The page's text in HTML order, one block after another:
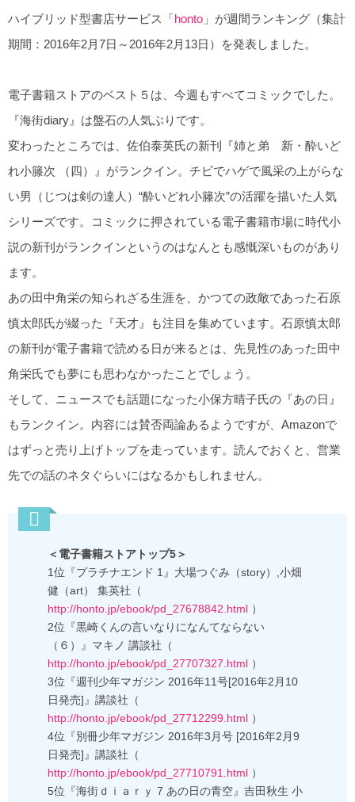
ハイブリッド型書店サービス「honto 」が週間ランキング（集計
期間：2016年2月7日～2016年2月13日）を発表しました。
電子書籍ストアのベスト５は、今週もすべてコミックでした。
『海街diary』は盤石の人気ぶりです。
変わったところでは、佐伯泰英氏の新刊『姉と弟 新・酔いど
れ小籐次 （四）』がランクイン。チビでハゲで風采の上がらな
い男（じつは剣の達人）“酔いどれ小籐次”の活躍を描いた人気
シリーズです。コミックに押されている電子書籍市場に時代小
説の新刊がランクインというのはなんとも感慨深いものがあり
ます。
あの田中角栄の知られざる生涯を、かつての政敵であった石原
慎太郎氏が綴った『天才』も注目を集めています。石原慎太郎
の新刊が電子書籍で読める日が来るとは、先見性のあった田中
角栄氏でも夢にも思わなかったことでしょう。
そして、ニュースでも話題になった小保方晴子氏の『あの日』
もランクイン。内容には賛否両論あるようですが、Amazonで
はずっと売り上げトップを走っています。読んでおくと、営業
先での話のネタぐらいにはなるかもしれません。
＜電子書籍ストアトップ5＞
1位『プラチナエンド 1』大場つぐみ（story）,小畑
健（art） 集英社（
http://honto.jp/ebook/pd_27678842.html ）
2位『黒崎くんの言いなりになんてならない
（６）』マキノ 講談社（
http://honto.jp/ebook/pd_27707327.html ）
3位『週刊少年マガジン 2016年11号[2016年2月10
日発売]』講談社（
http://honto.jp/ebook/pd_27712299.html ）
4位『別冊少年マガジン 2016年3月号 [2016年2月9
日発売]』講談社（
http://honto.jp/ebook/pd_27710791.html ）
5位『海街ｄｉａｒｙ 7 あの日の青空』吉田秋生 小